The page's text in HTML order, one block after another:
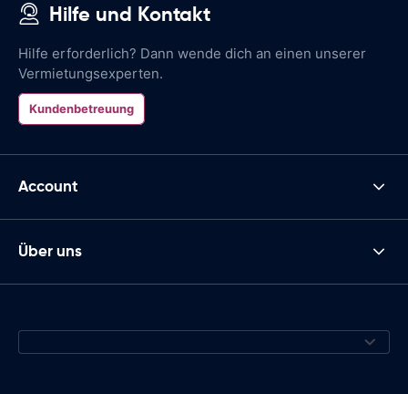
Hilfe und Kontakt
Hilfe erforderlich? Dann wende dich an einen unserer
Vermietungsexperten.
Kundenbetreuung
Account
Über uns